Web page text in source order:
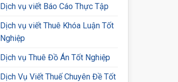
Dịch vụ viết Báo Cáo Thực Tập
Dịch vụ viết Thuê Khóa Luận Tốt
Nghiệp
Dịch vụ Thuê Đồ Án Tốt Nghiệp
Dịch Vụ Viết Thuế Chuyên Đề Tốt